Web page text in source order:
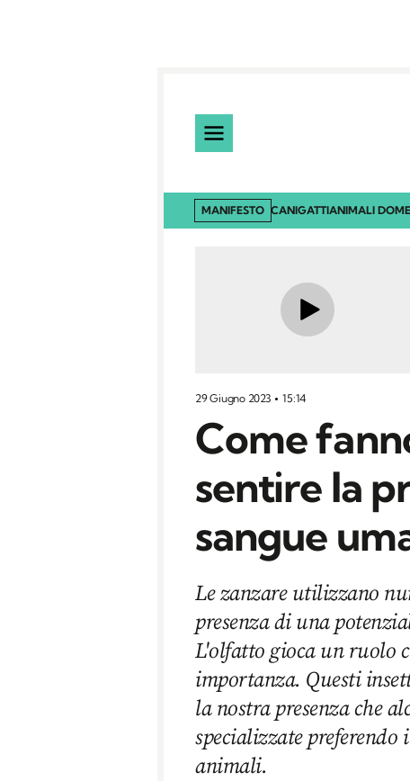
MANIFESTO CANIGATTIANIMALI
29 Giugno 2023 15:14
Come
sentire la
sangue
Le zanzare utilizzano
presenza di una
L'olfatto gioca un ruolo
importanza. Questi
la nostra presenza che
specializzate
animali.